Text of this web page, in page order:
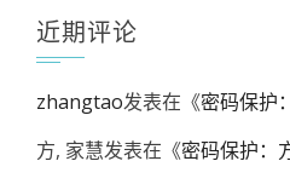
近期评论
zhangtao发表在《密码保护
方, 家慧发表在《密码保护：